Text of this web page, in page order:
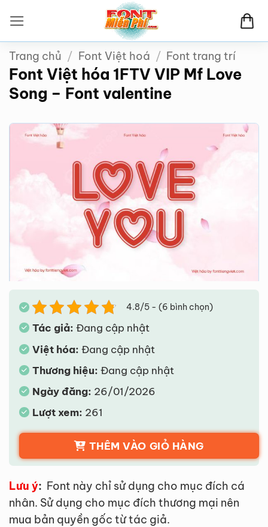
qua
nội
dung
Trang chủ / Font Việt hoá / Font trang trí
Font Việt hóa 1FTV VIP Mf Love
Song – Font valentine
4.8/5 - (6 bình chọn)
Tác giả: Đang cập nhật
Việt hóa: Đang cập nhật
Thương hiệu: Đang cập nhật
Ngày đăng: 26/01/2026
Lượt xem: 261
THÊM VÀO GIỎ HÀNG
Lưu ý: Font này chỉ sử dụng cho mục đích cá
nhân. Sử dụng cho mục đích thương mại nên
mua bản quyền gốc từ tác giả.